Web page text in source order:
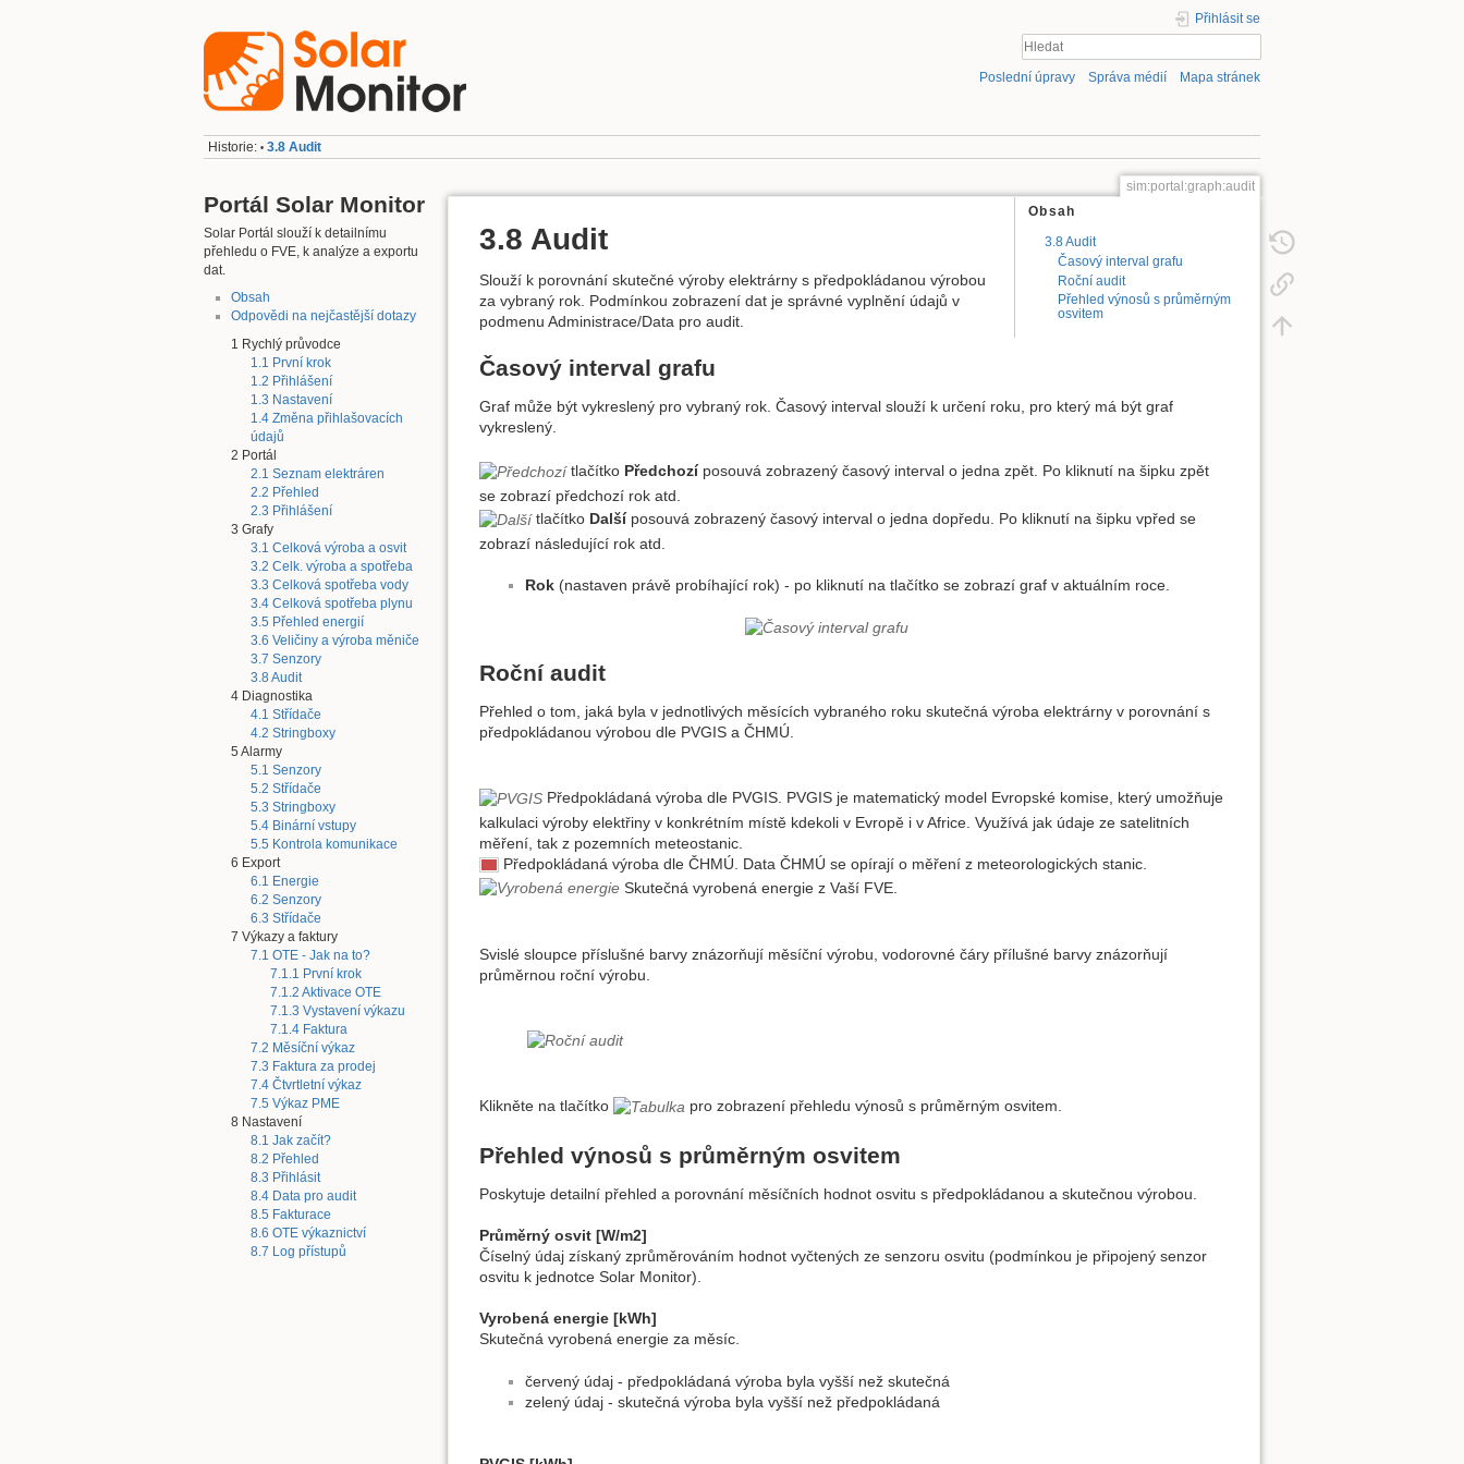
Přihlásit se
Poslední úpravy Správa médií Mapa stránek
Historie: • 3.8 Audit
Portál Solar Monitor
Solar Portál slouží k detailnímu
přehledu o FVE, k analýze a exportu
dat.
Obsah
Odpovědi na nejčastější dotazy
1 Rychlý průvodce
1.1 První krok
1.2 Přihlášení
1.3 Nastavení
1.4 Změna přihlašovacích
údajů
2 Portál
2.1 Seznam elektráren
2.2 Přehled
2.3 Přihlášení
3 Grafy
3.1 Celková výroba a osvit
3.2 Celk. výroba a spotřeba
3.3 Celková spotřeba vody
3.4 Celková spotřeba plynu
3.5 Přehled energií
3.6 Veličiny a výroba měniče
3.7 Senzory
3.8 Audit
4 Diagnostika
4.1 Střídače
4.2 Stringboxy
5 Alarmy
5.1 Senzory
5.2 Střídače
5.3 Stringboxy
5.4 Binární vstupy
5.5 Kontrola komunikace
6 Export
6.1 Energie
6.2 Senzory
6.3 Střídače
7 Výkazy a faktury
7.1 OTE - Jak na to?
7.1.1 První krok
7.1.2 Aktivace OTE
7.1.3 Vystavení výkazu
7.1.4 Faktura
7.2 Měsíční výkaz
7.3 Faktura za prodej
7.4 Čtvrtletní výkaz
7.5 Výkaz PME
8 Nastavení
8.1 Jak začít?
8.2 Přehled
8.3 Přihlásit
8.4 Data pro audit
8.5 Fakturace
8.6 OTE výkaznictví
8.7 Log přístupů
sim:portal:graph:audit
Obsah
3.8 Audit
Časový interval grafu
Roční audit
Přehled výnosů s průměrným
osvitem
3.8 Audit
Slouží k porovnání skutečné výroby elektrárny s předpokládanou výrobou
za vybraný rok. Podmínkou zobrazení dat je správné vyplnění údajů v
podmenu Administrace/Data pro audit.
Časový interval grafu
Graf může být vykreslený pro vybraný rok. Časový interval slouží k určení roku, pro který má být graf
vykreslený.
tlačítko Předchozíposouvá zobrazený časový interval o jedna zpět. Po kliknutí na šipku zpět
se zobrazí předchozí rok atd.
tlačítko Dalšíposouvá zobrazený časový interval o jedna dopředu. Po kliknutí na šipku vpřed se
zobrazí následující rok atd.
Rok (nastaven právě probíhající rok) - po kliknutí na tlačítko se zobrazí graf v aktuálním roce.
Roční audit
Přehled o tom, jaká byla v jednotlivých měsících vybraného roku skutečná výroba elektrárny v porovnání s
předpokládanou výrobou dle PVGIS a ČHMÚ.
Předpokládaná výroba dle PVGIS. PVGIS je matematický model Evropské komise, který umožňuje
kalkulaci výroby elektřiny v konkrétním místě kdekoli v Evropě i v Africe. Využívá jak údaje ze satelitních
měření, tak z pozemních meteostanic.
Předpokládaná výroba dle ČHMÚ. Data ČHMÚ se opírají o měření z meteorologických stanic.
Skutečná vyrobená energie z Vaší FVE.
Svislé sloupce příslušné barvy znázorňují měsíční výrobu, vodorovné čáry přílušné barvy znázorňují
průměrnou roční výrobu.
Klikněte na tlačítko pro zobrazení přehledu výnosů s průměrným osvitem.
Přehled výnosů s průměrným osvitem
Poskytuje detailní přehled a porovnání měsíčních hodnot osvitu s předpokládanou a skutečnou výrobou.
Průměrný osvit [W/m2]
Číselný údaj získaný zprůměrováním hodnot vyčtených ze senzoru osvitu (podmínkou je připojený senzor
osvitu k jednotce Solar Monitor).
Vyrobená energie [kWh]
Skutečná vyrobená energie za měsíc.
červený údaj - předpokládaná výroba byla vyšší než skutečná
zelený údaj - skutečná výroba byla vyšší než předpokládaná